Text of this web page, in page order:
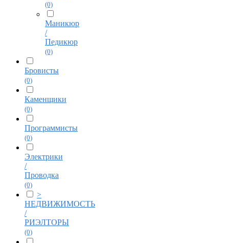
(0)
Маникюр
/
Педикюр
(0)
Бровисты
(0)
Каменщики
(0)
Программисты
(0)
Электрики
/
Проводка
(0)
>
НЕДВИЖИМОСТЬ
/
РИЭЛТОРЫ
(0)